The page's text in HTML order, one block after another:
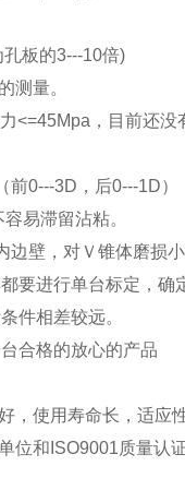
板的3---10倍)
测量。
<=45Mpa，目前还没
0---3D，后0---1D）
易滞留沾粘。
壁，对Ｖ锥体磨损
要进行单台标定，
件相差较远。
合格的放心的产品
，使用寿命长，适应
位和ISO9001质量